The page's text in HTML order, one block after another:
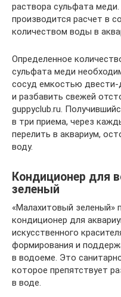
раствора сульфата
производится расчет в
количеством воды в
Определенное
сульфата меди
сосуд емкостью двести-
и разбавить свежей
guppyclub.ru.
в три приема, через
перелить в аквариум,
воду.
Кондиционер для
зеленый
«Малахитовый зеленый»
кондиционер для
искусственного
формирования и
в водоеме. Это
которое препятствует
в воде.